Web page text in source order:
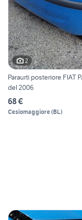
2
Paraurti posteriore FIAT
del 2006
68 €
Cesiomaggiore(BL)